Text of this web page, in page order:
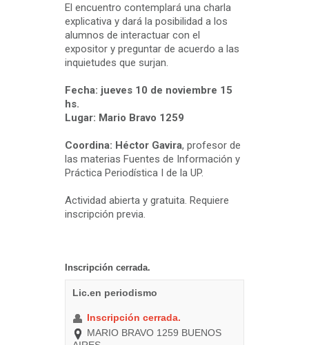
El encuentro contemplará una charla
explicativa y dará la posibilidad a los
alumnos de interactuar con el
expositor y preguntar de acuerdo a las
inquietudes que surjan.
Fecha: jueves 10 de noviembre 15
hs.
Lugar: Mario Bravo 1259
Coordina: Héctor Gavira, profesor de
las materias Fuentes de Información y
Práctica Periodística I de la UP.
Actividad abierta y gratuita. Requiere
inscripción previa.